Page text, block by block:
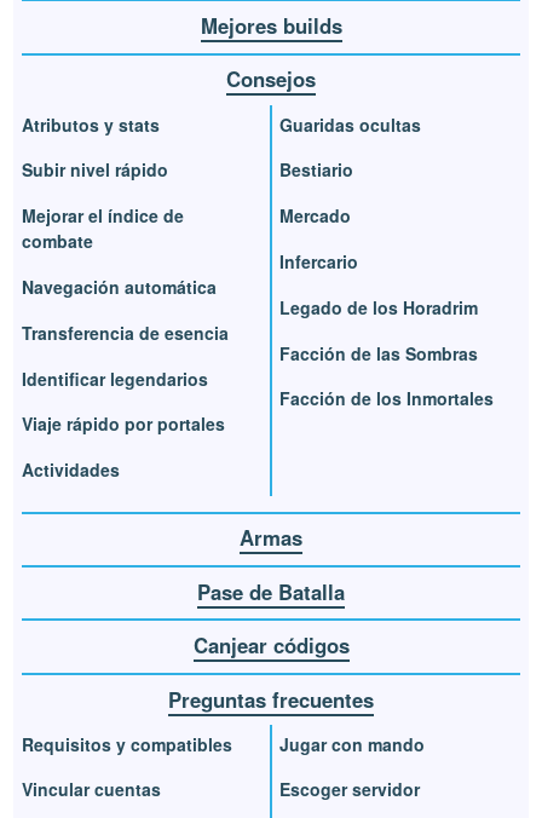
Mejores builds
Consejos
Atributos y stats
Subir nivel rápido
Mejorar el índice de
combate
Navegación automática
Transferencia de esencia
Identificar legendarios
Viaje rápido por portales
Actividades
Guaridas ocultas
Bestiario
Mercado
Infercario
Legado de los Horadrim
Facción de las Sombras
Facción de los Inmortales
Armas
Pase de Batalla
Canjear códigos
Preguntas frecuentes
Requisitos y compatibles
Vincular cuentas
Jugar con mando
Escoger servidor